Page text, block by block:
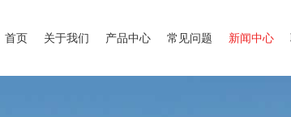
首页 关于我们 产品中心 常见问题 新闻中心